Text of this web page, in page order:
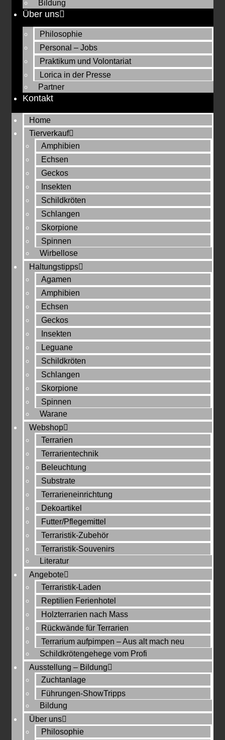
Bildung
Über uns
Philosophie
Personal – Jobs
Praktikum und Volontariat
Lorica in der Presse
Partner
Kontakt
Home
Tierverkauf
Amphibien
Echsen
Geckos
Insekten
Schildkröten
Schlangen
Skorpione
Spinnen
Wirbellose
Haltungstipps
Agamen
Amphibien
Echsen
Geckos
Insekten
Leguane
Schildkröten
Schlangen
Skorpione
Spinnen
Warane
Webshop
Terrarien
Terrarientechnik
Beleuchtung
Substrate
Terrarieneinrichtung
Dekoartikel
Futter/Pflegemittel
Terraristik-Zubehör
Terraristik-Souvenirs
Literatur
Angebote
Terraristik-Laden
Reptilien Ferienhotel
Holzterrarien nach Mass
Rückwände für Terrarien
Terrarium aufpimpen – Aus alt mach neu
Schildkrötengehege vom Profi
Ausstellung – Bildung
Zuchtanlage
Führungen-ShowTripps
Bildung
Über uns
Philosophie